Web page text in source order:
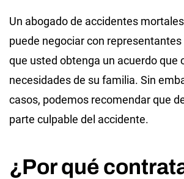
Un abogado de accidentes
puede negociar con
que usted obtenga un acuerdo que
necesidades de su familia. Sin
casos, podemos recomendar que
parte culpable del accidente.
¿Por qué